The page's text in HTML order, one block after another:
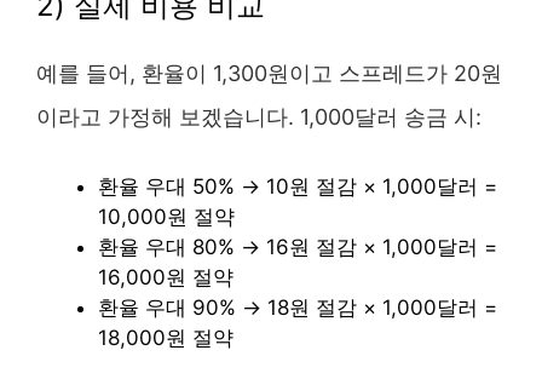
예를 들어, 환율이 1,300원이고 스프레드가 20원
이라고 가정해 보겠습니다. 1,000달러 송금 시:
환율 우대 50% → 10원 절감 × 1,000달러 =
10,000원 절약
환율 우대 80% → 16원 절감 × 1,000달러 =
16,000원 절약
환율 우대 90% → 18원 절감 × 1,000달러 =
18,000원 절약